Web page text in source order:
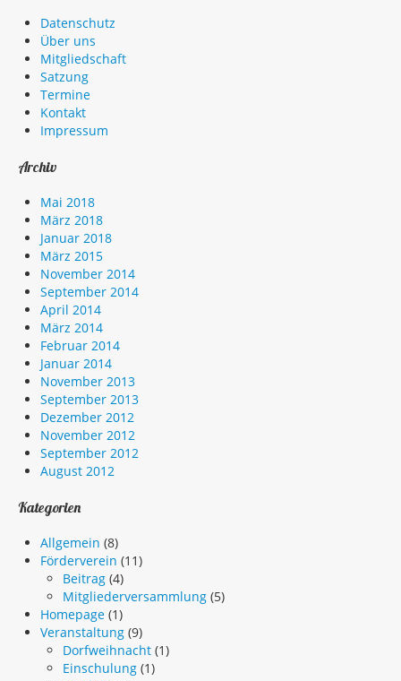
Datenschutz
Über uns
Mitgliedschaft
Satzung
Termine
Kontakt
Impressum
Archiv
Mai 2018
März 2018
Januar 2018
März 2015
November 2014
September 2014
April 2014
März 2014
Februar 2014
Januar 2014
November 2013
September 2013
Dezember 2012
November 2012
September 2012
August 2012
Kategorien
Allgemein (8)
Förderverein (11)
Beitrag (4)
Mitgliederversammlung (5)
Homepage (1)
Veranstaltung (9)
Dorfweihnacht (1)
Einschulung (1)